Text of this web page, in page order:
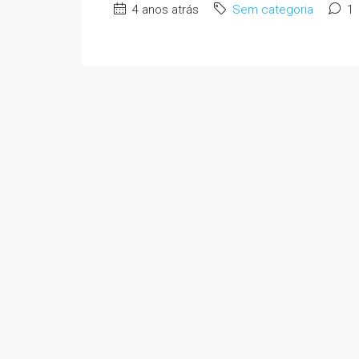
4 anos atrás Sem categoria 1